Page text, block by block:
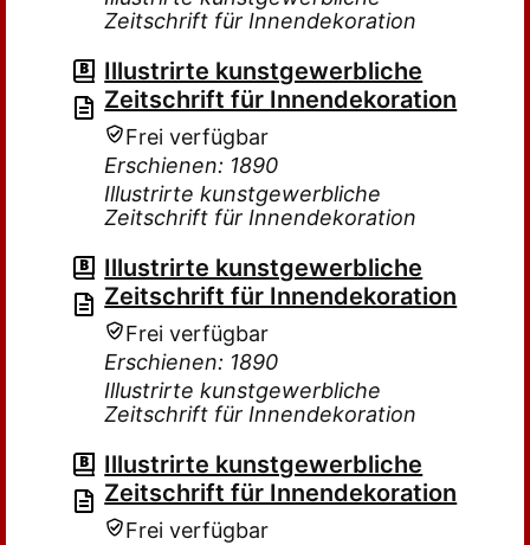
Zeitschrift für Innendekoration
Illustrirte kunstgewerbliche
Zeitschrift für Innendekoration
Frei verfügbar
Erschienen: 1890
Illustrirte kunstgewerbliche
Zeitschrift für Innendekoration
Illustrirte kunstgewerbliche
Zeitschrift für Innendekoration
Frei verfügbar
Erschienen: 1890
Illustrirte kunstgewerbliche
Zeitschrift für Innendekoration
Illustrirte kunstgewerbliche
Zeitschrift für Innendekoration
Frei verfügbar